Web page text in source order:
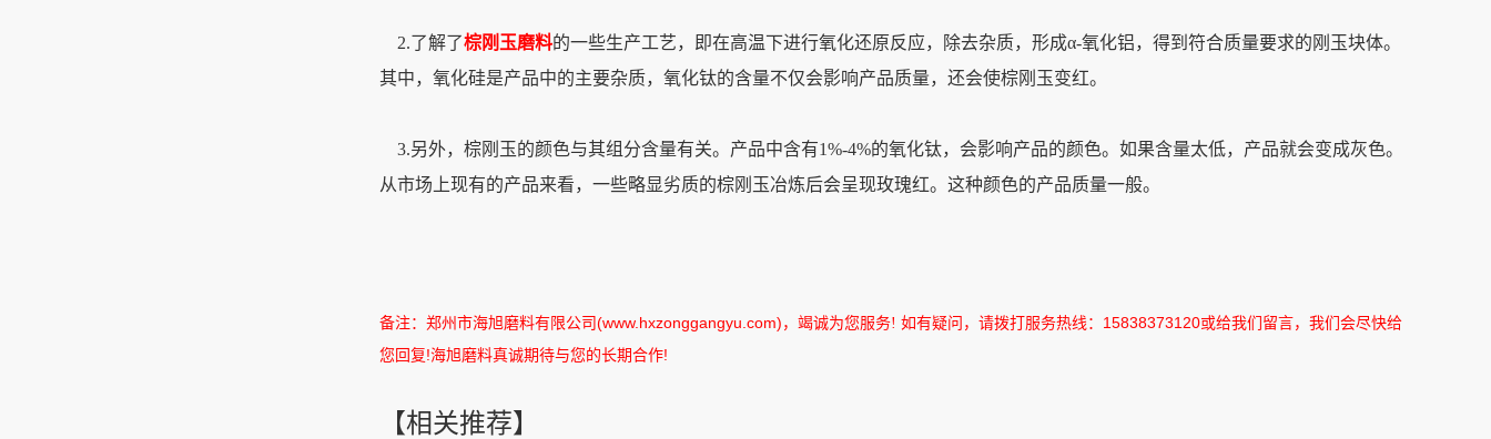
2.了解了棕刚玉磨料的一些生产工艺，即在高温下进行氧化还原反应，除去杂质，形成α-氧化铝，得到符合质量要求的刚玉块体。
其中，氧化硅是产品中的主要杂质，氧化钛的含量不仅会影响产品质量，还会使棕刚玉变红。
3.另外，棕刚玉的颜色与其组分含量有关。产品中含有1%-4%的氧化钛，会影响产品的颜色。如果含量太低，产品就会变成灰色。
从市场上现有的产品来看，一些略显劣质的棕刚玉冶炼后会呈现玫瑰红。这种颜色的产品质量一般。
备注：郑州市海旭磨料有限公司(www.hxzonggangyu.com)，竭诚为您服务! 如有疑问，请拨打服务热线： 15838373120或给我们留言，我们会尽快给
您回复!海旭磨料真诚期待与您的长期合作!
【相关推荐】